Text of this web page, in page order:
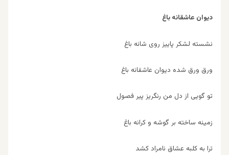
دیوان عاشقانه باغ
نشسته لشکر پاییز روی شانه باغ
ورق ورق شده دیوان عاشقانه باغ
تو گویی از دل من رنگریز پیر فصول
زمینه ساخته بر گوشه و کرانه باغ
ترا به کلبه عشاق نامراد کشد